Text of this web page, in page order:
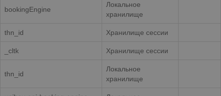
bookingEngine
Локальное
хранилище
thn_id Хранилище сессии
_cltk Хранилище сессии
thn_id
Локальное
хранилище